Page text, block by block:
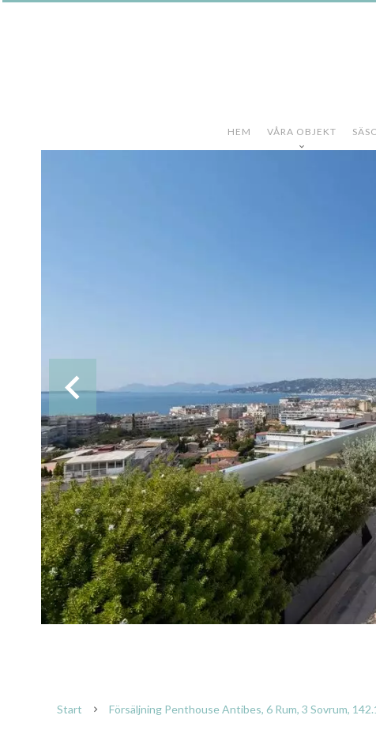
HEM VÅRA OBJEKT
Start Försäljning Penthouse Antibes, 6 Rum, 3 Sovrum,